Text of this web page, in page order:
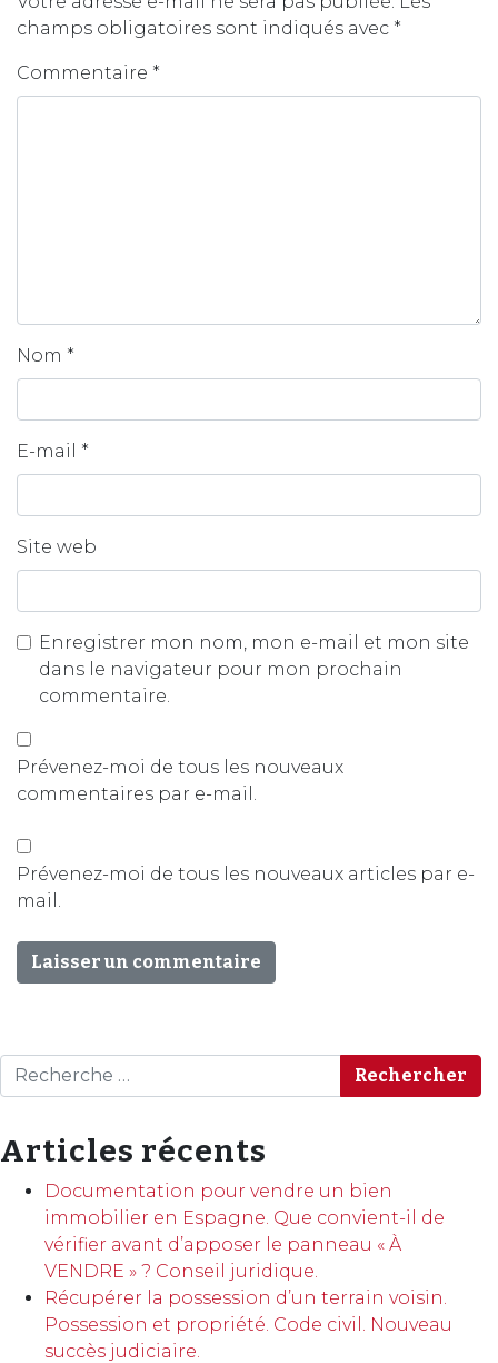
champs obligatoires sont indiqués avec *
Commentaire *
Nom *
E-mail *
Site web
Enregistrer mon nom, mon e-mail et mon site
dans le navigateur pour mon prochain
commentaire.
Prévenez-moi de tous les nouveaux
commentaires par e-mail.
Prévenez-moi de tous les nouveaux articles par e-
mail.
Rechercher
Articles récents
Documentation pour vendre un bien
immobilier en Espagne. Que convient-il de
vérifier avant d’apposer le panneau « À
VENDRE » ? Conseil juridique.
Récupérer la possession d’un terrain voisin.
Possession et propriété. Code civil. Nouveau
succès judiciaire.